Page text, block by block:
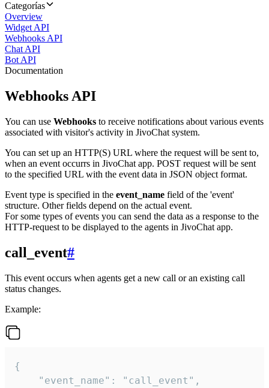
Categorías
Overview
Widget API
Webhooks API
Chat API
Bot API
Documentation
Webhooks API
You can use Webhooks to receive notifications about various events
associated with visitor's activity in JivoChat system.
You can set up an HTTP(S) URL where the request will be sent to,
when an event occurrs in JivoChat app. POST request will be sent
to the specified URL with the event data in JSON object format.
Event type is specified in the event_name field of the 'event'
structure. Other fields depend on the actual event.
For some types of events you can send the data as a response to the
HTTP-request to be displayed to the agents in JivoChat app.
call_event#
This event occurs when agents get a new call or an existing call
status changes.
Example:
{
    "event_name": "call_event",